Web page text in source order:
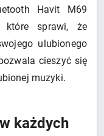
Havit M69
które sprawi, że
ulubionego
cieszyć się
muzyki.
każdych